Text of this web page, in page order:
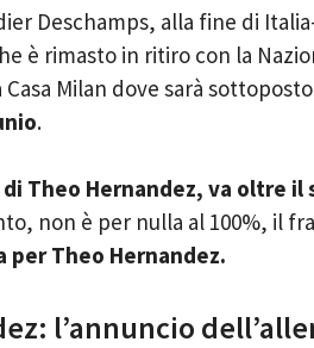
Deschamps, alla fine di
è rimasto in ritiro con la
Milan dove sarà
.
Theo Hernandez, va oltre
non è per nulla al 100%, il
per Theo Hernandez.
l’annuncio